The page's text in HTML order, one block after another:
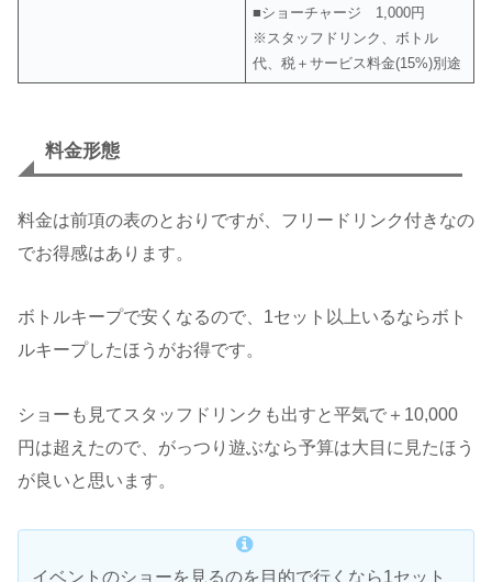
■ショーチャージ 1,000円
※スタッフドリンク、ボトル
代、税＋サービス料金(15%)別途
料金形態
料金は前項の表のとおりですが、フリードリンク付きなの
でお得感はあります。
ボトルキープで安くなるので、1セット以上いるならボト
ルキープしたほうがお得です。
ショーも見てスタッフドリンクも出すと平気で＋10,000
円は超えたので、がっつり遊ぶなら予算は大目に見たほう
が良いと思います。
イベントのショーを見るのを目的で行くなら1セット